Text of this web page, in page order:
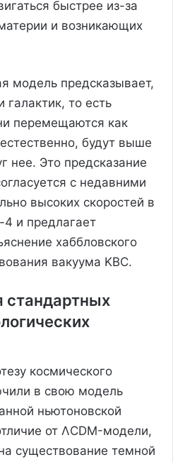
быстрее из-за
и возникающих
модель предсказывает,
галактик, то есть
перемещаются как
будут выше
нее. Это предсказание
с недавними
высоких скоростей в
4 и предлагает
хаббловского
вакуума KBC.
стандартных
космического
в свою модель
ньютоновской
от ΛCDM-модели,
существование темной